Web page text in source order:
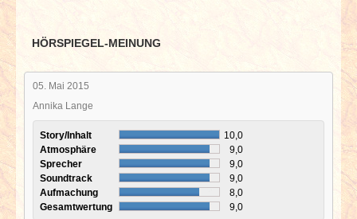
HÖRSPIEGEL-MEINUNG
05. Mai 2015
Annika Lange
Story/Inhalt
10,0
Atmosphäre
9,0
Sprecher
9,0
Soundtrack
9,0
Aufmachung
8,0
Gesamtwertung
9,0